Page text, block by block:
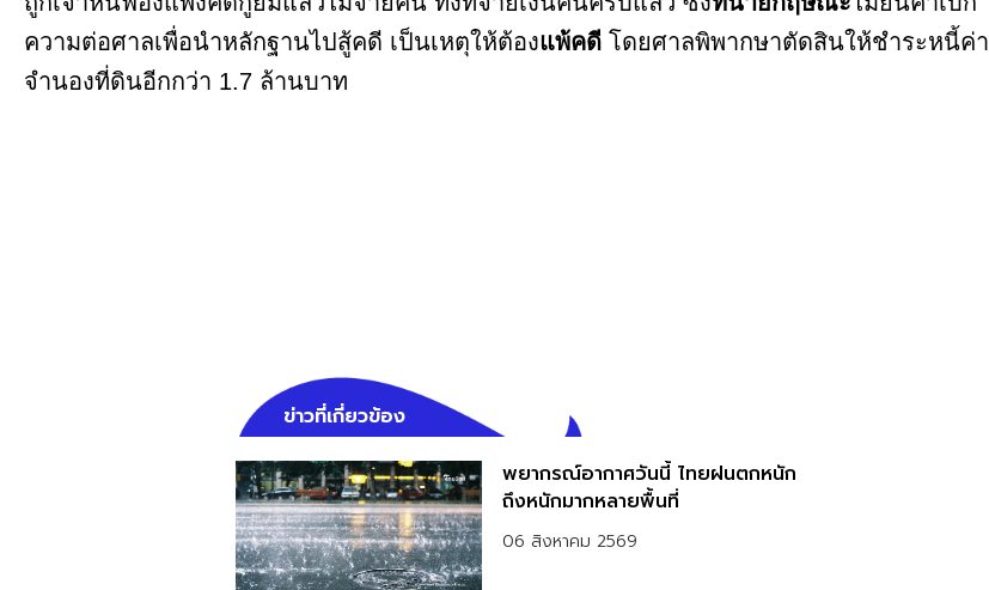
ความต่อศาลเพื่อนำหลักฐานไปสู้คดี เป็นเหตุให้ต้องแพ้คดี โดยศาลพิพากษาตัดสินให้ชำระหนี้ค่า
จำนองที่ดินอีกกว่า 1.7 ล้านบาท
ข่าวที่เกี่ยวข้อง
พยากรณ์อากาศวันนี้ ไทยฝนตกหนัก
ถึงหนักมากหลายพื้นที่
06 สิงหาคม 2569